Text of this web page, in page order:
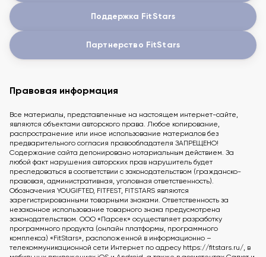
Поддержка FitStars
Партнерство FitStars
Правовая информация
Все материалы, представленные на настоящем интернет-сайте,
являются объектами авторского права. Любое копирование,
распространение или иное использование материалов без
предварительного согласия правообладателя ЗАПРЕЩЕНО!
Содержание сайта депонировано нотариальным действием. За
любой факт нарушения авторских прав нарушитель будет
преследоваться в соответствии с законодательством (гражданско-
правовая, административная, уголовная ответственность).
Обозначения YOUGIFTED, FITFEST, FITSTARS являются
зарегистрированными товарными знаками. Ответственность за
незаконное использование товарного знака предусмотрена
законодательством. ООО «Парсек» осуществляет разработку
программного продукта (онлайн платформы, программного
комплекса) «FitStars», расположенной в информационно –
телекоммуникационной сети Интернет по адресу https://fitstars.ru/, в